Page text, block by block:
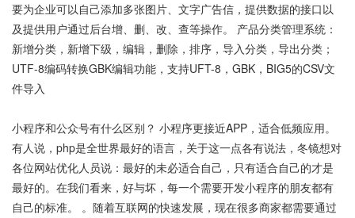
要为企业可以自己添加多张图片、文字广告信，提供数据的接口以
及提供用户通过后台增、删、改、查等操作。 产品分类管理系统：
新增分类，新增下级，编辑，删除，排序，导入分类，导出分类；
UTF-8编码转换GBK编辑功能，支持UFT-8，GBK，BIG5的CSV文
件导入
小程序和公众号有什么区别？ 小程序更接近APP，适合低频应用。
有人说，php是全世界最好的语言，关于这一点各有说法，冬镜想对
各位网站优化人员说：最好的未必适合自己，只有适合自己的才是
最好的。在我们看来，好与坏，每一个需要开发小程序的朋友都有
自己的标准。 。随着互联网的快速发展，现在很多商家都需要通过